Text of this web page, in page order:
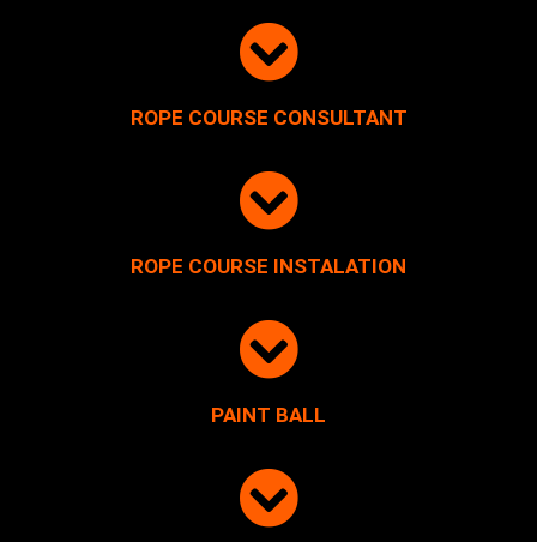
ROPE COURSE CONSULTANT
ROPE COURSE INSTALATION
PAINT BALL